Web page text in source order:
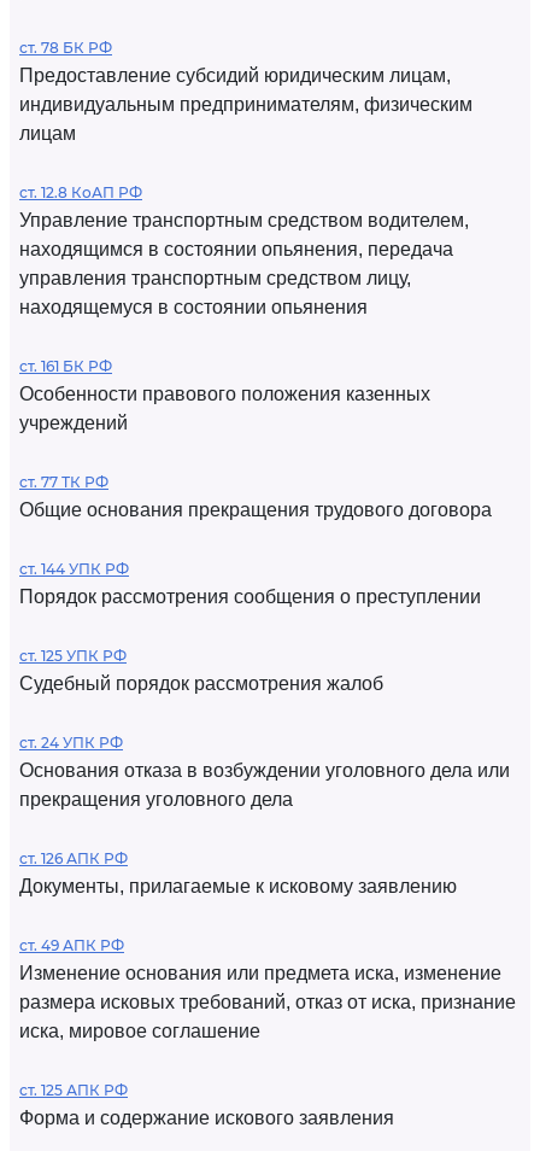
ст. 78 БК РФ
Предоставление субсидий юридическим лицам,
индивидуальным предпринимателям, физическим
лицам
ст. 12.8 КоАП РФ
Управление транспортным средством водителем,
находящимся в состоянии опьянения, передача
управления транспортным средством лицу,
находящемуся в состоянии опьянения
ст. 161 БК РФ
Особенности правового положения казенных
учреждений
ст. 77 ТК РФ
Общие основания прекращения трудового договора
ст. 144 УПК РФ
Порядок рассмотрения сообщения о преступлении
ст. 125 УПК РФ
Судебный порядок рассмотрения жалоб
ст. 24 УПК РФ
Основания отказа в возбуждении уголовного дела или
прекращения уголовного дела
ст. 126 АПК РФ
Документы, прилагаемые к исковому заявлению
ст. 49 АПК РФ
Изменение основания или предмета иска, изменение
размера исковых требований, отказ от иска, признание
иска, мировое соглашение
ст. 125 АПК РФ
Форма и содержание искового заявления